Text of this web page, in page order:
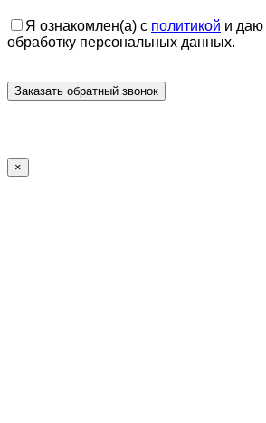
Я ознакомлен(а) с политикой и даю
обработку персональных данных.
×